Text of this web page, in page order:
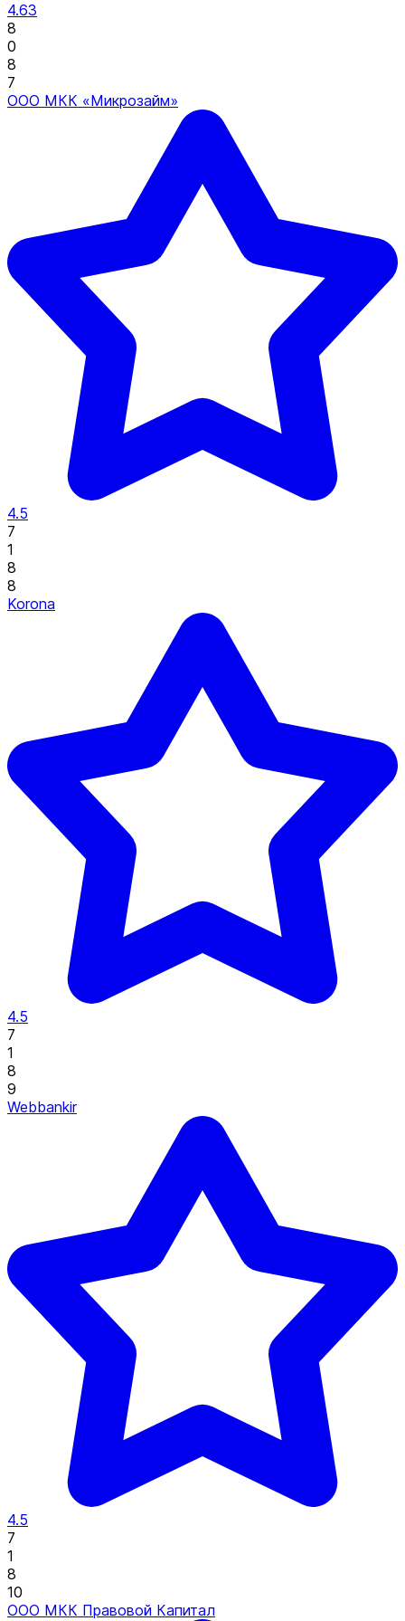
4.63
8
0
8
7
ООО МКК «Микрозайм»
4.5
7
1
8
8
Korona
4.5
7
1
8
9
Webbankir
4.5
7
1
8
10
ООО МКК Правовой Капитал